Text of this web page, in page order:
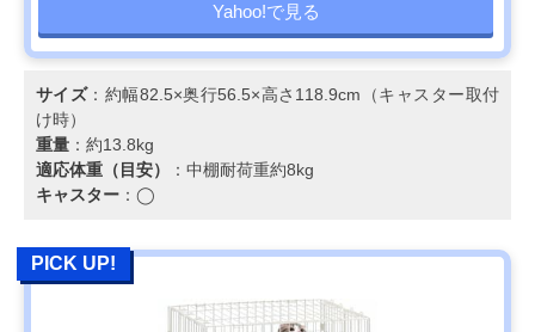
Yahoo!で見る
サイズ：約幅82.5×奥行56.5×高さ118.9cm（キャスター取付
け時）
重量 ：約13.8kg
適応体重（目安）
：中棚耐荷重約8kg
キャスター ：◯
PICK UP!